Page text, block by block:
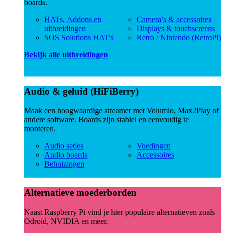
boards.
HATs, Addons en
uitbreidingen
SOS Solutions HAT's
Camera’s & accessoires
Displays & touchscreens
Retro / Nintendo (RetroPi)
Bekijk alle uitbreidingen
Audio & geluid (HiFiBerry)
Maak een hoogwaardige streamer met Volumio, Max2Play of
andere software. Boards zijn stabiel en eenvoudig te
monteren.
Audio setjes
Audio boards
Behuizingen
Voedingen
Accessoires
Alternatieve moederborden
Naast Raspberry Pi vind je hier populaire alternatieven zoals
Odroid, NVIDIA en meer.